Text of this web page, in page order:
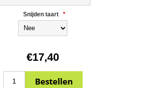
Snijden taart *
€17,40